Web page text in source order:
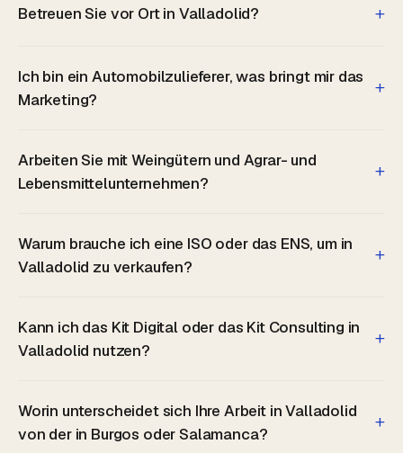
Betreuen Sie vor Ort in Valladolid? +
Ich bin ein Automobilzulieferer, was bringt mir das
Marketing?
+
Arbeiten Sie mit Weingütern und Agrar- und
Lebensmittelunternehmen?
+
Warum brauche ich eine ISO oder das ENS, um in
Valladolid zu verkaufen?
+
Kann ich das Kit Digital oder das Kit Consulting in
Valladolid nutzen?
+
Worin unterscheidet sich Ihre Arbeit in Valladolid
von der in Burgos oder Salamanca?
+